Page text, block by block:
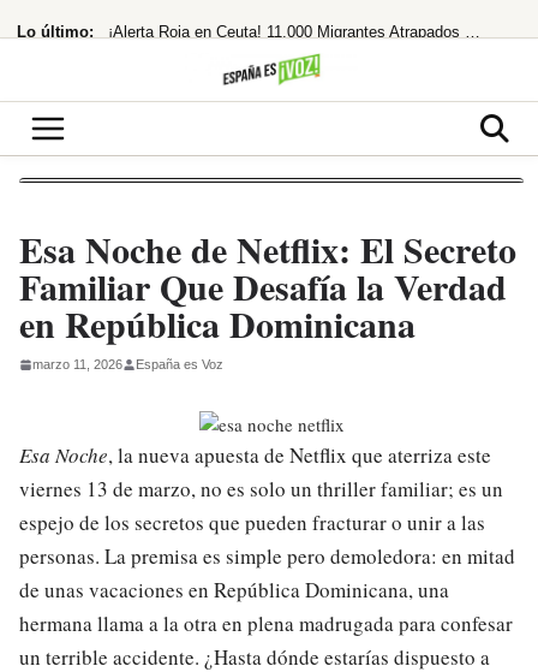
al Lo último: ¡Alerta Roja en Ceuta! 11.000 Migrantes Atrapados y Tensión Máxima con Marruecos
Robótico y repetitivo», pero elogia a Bolaños y Rufián
¡Deco se sale! El director deportivo del Barça revoluciona el mercado a golpe
Esa Noche de Netflix: El Secreto
Familiar Que Desafía la Verdad
en República Dominicana
marzo 11, 2026 España es Voz
Esa Noche, la nueva apuesta de Netflix que aterriza este
viernes 13 de marzo, no es solo un thriller familiar; es un
espejo de los secretos que pueden fracturar o unir a las
personas. La premisa es simple pero demoledora: en mitad
de unas vacaciones en República Dominicana, una
hermana llama a la otra en plena madrugada para confesar
un terrible accidente. ¿Hasta dónde estarías dispuesto a